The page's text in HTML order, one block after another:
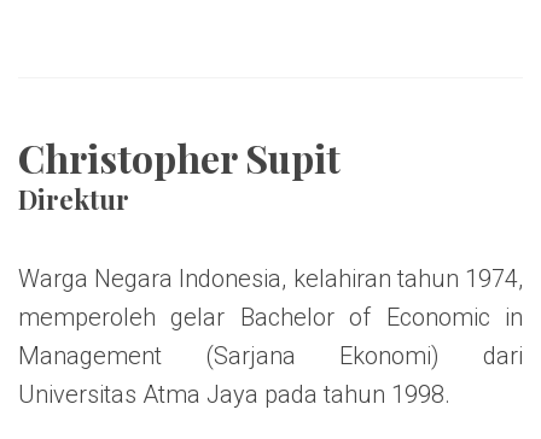
Christopher Supit
Direktur
Warga Negara Indonesia, kelahiran tahun 1974,
memperoleh gelar Bachelor of Economic in
Management (Sarjana Ekonomi) dari
Universitas Atma Jaya pada tahun 1998.